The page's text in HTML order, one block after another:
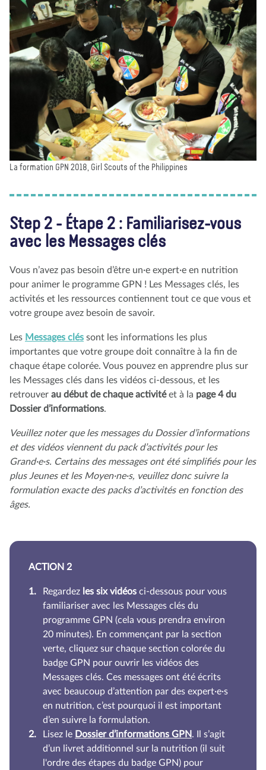
La formation GPN 2018, Girl Scouts of the Philippines
Step 2 - Étape 2 : Familiarisez-vous
avec les Messages clés
Vous n’avez pas besoin d’être un·e expert·e en nutrition
pour animer le programme GPN ! Les Messages clés, les
activités et les ressources contiennent tout ce que vous et
votre groupe avez besoin de savoir.
Les Messages clés sont les informations les plus
importantes que votre groupe doit connaître à la fin de
chaque étape colorée. Vous pouvez en apprendre plus sur
les Messages clés dans les vidéos ci-dessous, et les
retrouver au début de chaque activitéet à la page 4 du
Dossier d’informations.
Veuillez noter que les messages du Dossier d’informations
et des vidéos viennent du pack d’activités pour les
Grand·e·s. Certains des messages ont été simplifiés pour les
plus Jeunes et les Moyen·ne·s, veuillez donc suivre la
formulation exacte des packs d’activités en fonction des
âges.
ACTION 2
Regardez les six vidéos ci-dessous pour vous
familiariser avec les Messages clés du
programme GPN (cela vous prendra environ
20 minutes). En commençant par la section
verte, cliquez sur chaque section colorée du
badge GPN pour ouvrir les vidéos des
Messages clés. Ces messages ont été écrits
avec beaucoup d’attention par des expert·e·s
en nutrition, c’est pourquoi il est important
d’en suivre la formulation.
Lisez le Dossier d’informations GPN. Il s’agit
d’un livret additionnel sur la nutrition (il suit
l'ordre des étapes du badge GPN) pour